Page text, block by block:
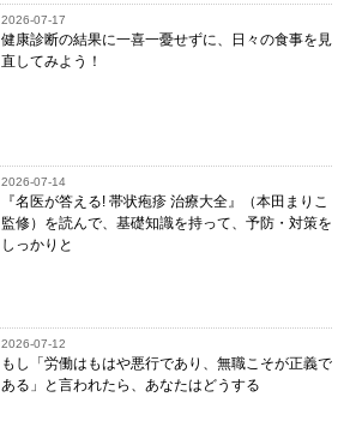
2026-07-17
健康診断の結果に一喜一憂せずに、日々の食事を見
直してみよう！
2026-07-14
『名医が答える! 帯状疱疹 治療大全』（本田まりこ
監修）を読んで、基礎知識を持って、予防・対策を
しっかりと
2026-07-12
もし「労働はもはや悪行であり、無職こそが正義で
ある」と言われたら、あなたはどうする